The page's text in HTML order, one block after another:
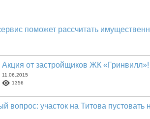
поможет рассчитать
Акция от застройщиков ЖК
11.06.2015
1356
вопрос: участок на Титова пустовать